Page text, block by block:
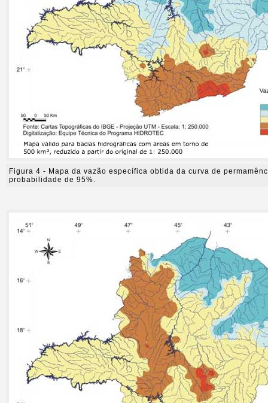
Figura 4 - Mapa da vazão específica obtida da curva de
probabilidade de 95%.